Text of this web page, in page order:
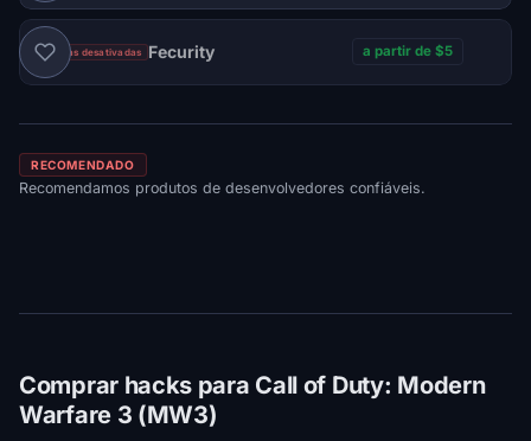
Vendas desativadas Fecurity a partir de $5
RECOMENDADO
Recomendamos produtos de desenvolvedores confiáveis.
Comprar hacks para Call of Duty: Modern
Warfare 3 (MW3)